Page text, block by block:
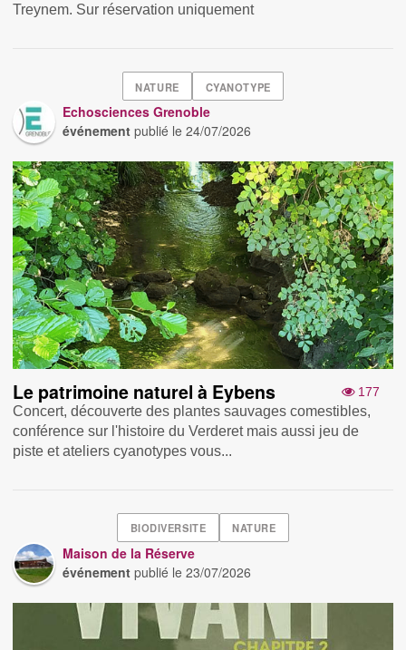
Treynem. Sur réservation uniquement
NATURE CYANOTYPE
Echosciences Grenoble
événement publié le24/07/2026
177
Le patrimoine naturel à Eybens
Concert, découverte des plantes sauvages comestibles,
conférence sur l'histoire du Verderet mais aussi jeu de
piste et ateliers cyanotypes vous...
BIODIVERSITE NATURE
Maison de la Réserve
événement publié le23/07/2026